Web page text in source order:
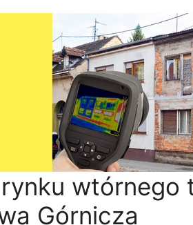
wtórnego
Górnicza